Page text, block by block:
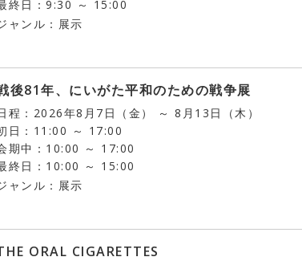
終日：9:30 ～ 15:00
ャンル：展示
後81年、にいがた平和のための戦争展
程：2026年8月7日（金） ～ 8月13日（木）
日：11:00 ～ 17:00
期中：10:00 ～ 17:00
終日：10:00 ～ 15:00
ャンル：展示
ORAL CIGARETTES